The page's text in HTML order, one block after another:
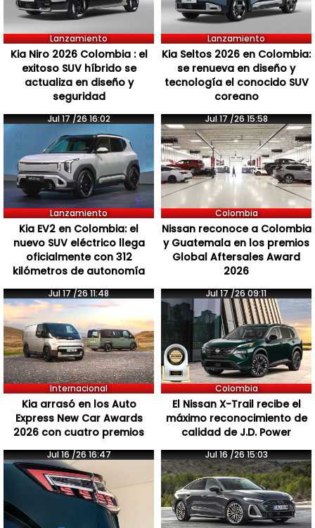
Lanzamiento
Kia Niro 2026 Colombia : el
exitoso SUV híbrido se
actualiza en diseño y
seguridad
Lanzamiento
Kia Seltos 2026 en Colombia:
se renueva en diseño y
tecnología el conocido SUV
coreano
Jul 17 /26 16:02
Lanzamiento
Kia EV2 en Colombia: el
nuevo SUV eléctrico llega
oficialmente con 312
kilómetros de autonomía
Jul 17 /26 15:58
Colombia
Nissan reconoce a Colombia
y Guatemala en los premios
Global Aftersales Award
2026
Jul 17 /26 11:48
Internacional
Kia arrasó en los Auto
Express New Car Awards
2026 con cuatro premios
Jul 17 /26 09:11
Colombia
El Nissan X-Trail recibe el
máximo reconocimiento de
calidad de J.D. Power
Jul 16 /26 16:47 Jul 16 /26 15:03